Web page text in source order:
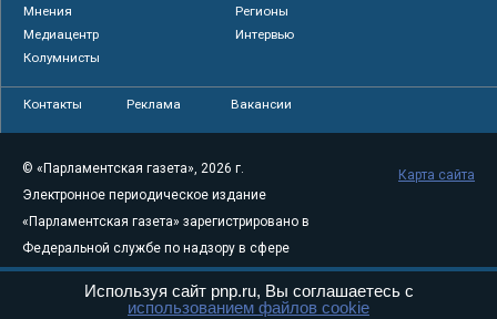
Мнения
Регионы
Медиацентр
Интервью
Колумнисты
Контакты Реклама Вакансии
© «Парламентская газета», 2026 г.
Электронное периодическое издание
«Парламентская газета» зарегистрировано в
Федеральной службе по надзору в сфере
связи, информационных технологий и
массовых коммуникаций (Роскомнадзор) 05
Карта сайта
Используя сайт pnp.ru, Вы соглашаетесь с
использованием файлов cookie